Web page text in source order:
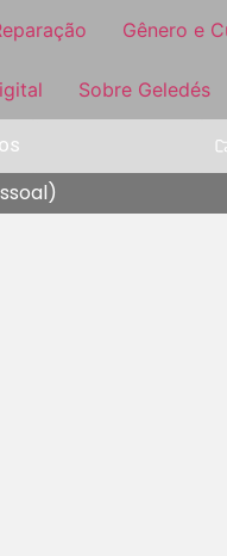
Gênero e
Sobre Geledés